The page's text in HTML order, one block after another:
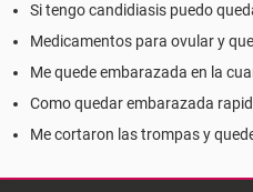
Si tengo candidiasis puedo
Medicamentos para ovular y
Me quede embarazada en la
Como quedar embarazada
Me cortaron las trompas y